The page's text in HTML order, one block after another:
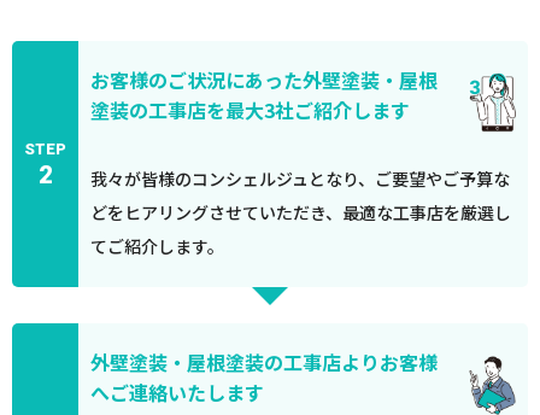
STEP
2
お客様のご状況にあった外壁塗装・屋根
塗装の工事店を最大3社ご紹介します
我々が皆様のコンシェルジュとなり、ご要望やご予算な
どをヒアリングさせていただき、最適な工事店を厳選し
てご紹介します。
外壁塗装・屋根塗装の工事店よりお客様
へご連絡いたします